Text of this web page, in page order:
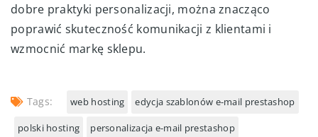
dobre praktyki personalizacji, można znacząco
poprawić skuteczność komunikacji z klientami i
wzmocnić markę sklepu.
Tags: web hosting edycja szablonów e-mail prestashop
polski hosting personalizacja e-mail prestashop